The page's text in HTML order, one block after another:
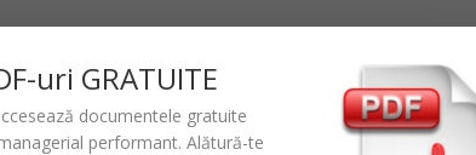
uri GRATUITE
documentele gratuite
performant. Alătură-te